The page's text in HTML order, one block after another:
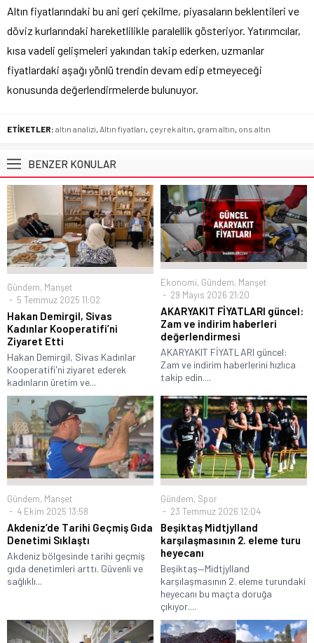
Altın fiyatlarındaki bu ani geri çekilme, piyasaların beklentileri ve
döviz kurlarındaki hareketlilikle paralellik gösteriyor. Yatırımcılar,
kısa vadeli gelişmeleri yakından takip ederken, uzmanlar
fiyatlardaki aşağı yönlü trendin devam edip etmeyeceği
konusunda değerlendirmelerde bulunuyor.
ETİKETLER: altın analizi Altın fiyatları çeyrek altın gram altın ons altın
BENZER KONULAR
Gündem, Manşet
5 Temmuz 2025 11:02
Hakan Demirgil, Sivas
Kadınlar Kooperatifi’ni
Ziyaret Etti
Hakan Demirgil, Sivas Kadınlar
Kooperatifi'ni ziyaret ederek
kadınların üretim ve...
Ekonomi, Gündem, Manşet
29 Mayıs 2026 21:20
AKARYAKIT FİYATLARI güncel:
Zam ve indirim haberleri
değerlendirmesi
AKARYAKIT FİYATLARI güncel:
Zam ve indirim haberlerini hızlıca
takip edin....
Gündem, Manşet
4 Ekim 2025 13:58
Akdeniz’de Tarihi Geçmiş Gıda
Denetimi Sıklaştı
Akdeniz bölgesinde tarihi geçmiş
gıda denetimleri arttı. Güvenli ve
sağlıklı...
Gündem, Spor
23 Temmuz 2026 12:04
Beşiktaş Midtjylland
karşılaşmasının 2. eleme turu
heyecanı
Beşiktaş—Midtjylland
karşılaşmasının 2. eleme turundaki
heyecanı bu maçta doruğa
çıkıyor....